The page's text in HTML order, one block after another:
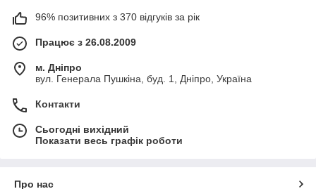
96% позитивних з 370 відгуків за рік
Працює з 26.08.2009
м. Дніпро
вул. Генерала Пушкіна, буд. 1, Дніпро, Україна
Контакти
Сьогодні вихідний
Показати весь графік роботи
Про нас